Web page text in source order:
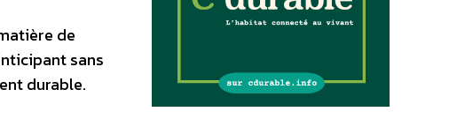
de
sans
durable.